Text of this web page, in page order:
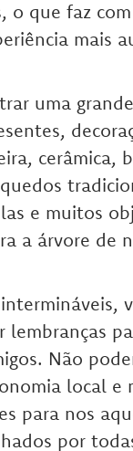
o que faz
mais
uma
cerâmica,
e muitos
a árvore de
lembranças
Não
local e
para nos
por